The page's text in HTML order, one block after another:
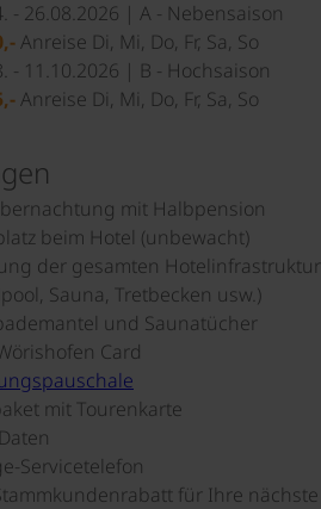
- 26.08.2026 | A - Nebensaison
Anreise Di, Mi, Do, Fr, Sa, So
- 11.10.2026 | B - Hochsaison
Anreise Di, Mi, Do, Fr, Sa, So
mit Halbpension
beim Hotel (unbewacht)
der gesamten
Sauna, Tretbecken usw.)
und Saunatücher
Card
mit Tourenkarte
Servicetelefon
für Ihre